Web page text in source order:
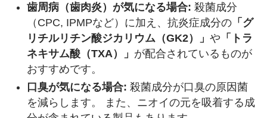
歯周病（歯肉炎）が気になる場合: 殺菌成分
（CPC, IPMPなど）に加え、抗炎症成分の「グ
リチルリチン酸ジカリウム（GK2）」 や 「トラ
ネキサム酸（TXA）」 が配合されているものが
おすすめです。
口臭が気になる場合: 殺菌成分が口臭の原因菌
を減らします。 また、ニオイの元を吸着する成